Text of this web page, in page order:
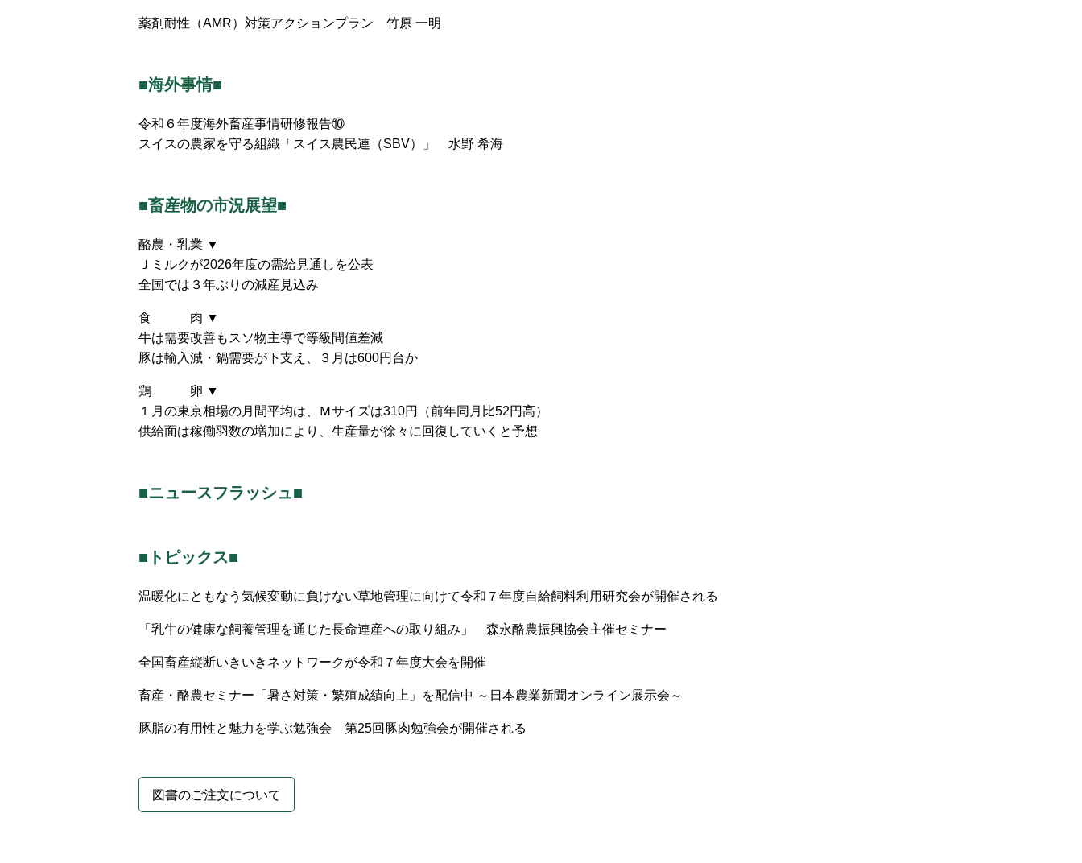
薬剤耐性（AMR）対策アクションプラン 竹原 一明
■海外事情■
令和６年度海外畜産事情研修報告⑩
スイスの農家を守る組織「スイス農民連（SBV）」 水野 希海
■畜産物の市況展望■
酪農・乳業 ▼
Ｊミルクが2026年度の需給見通しを公表
全国では３年ぶりの減産見込み
食 肉 ▼
牛は需要改善もスソ物主導で等級間値差減
豚は輸入減・鍋需要が下支え、３月は600円台か
鶏 卵 ▼
１月の東京相場の月間平均は、Ｍサイズは310円（前年同月比52円高）
供給面は稼働羽数の増加により、生産量が徐々に回復していくと予想
■ニュースフラッシュ■
■トピックス■
温暖化にともなう気候変動に負けない草地管理に向けて令和７年度自給飼料利用研究会が開催される
「乳牛の健康な飼養管理を通じた長命連産への取り組み」 森永酪農振興協会主催セミナー
全国畜産縦断いきいきネットワークが令和７年度大会を開催
畜産・酪農セミナー「暑さ対策・繁殖成績向上」を配信中 ～日本農業新聞オンライン展示会～
豚脂の有用性と魅力を学ぶ勉強会 第25回豚肉勉強会が開催される
図書のご注文について